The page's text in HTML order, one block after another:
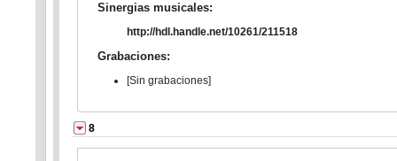
Sinergias musicales:
http://hdl.handle.net/10261/211518
Grabaciones:
[Sin grabaciones]
8